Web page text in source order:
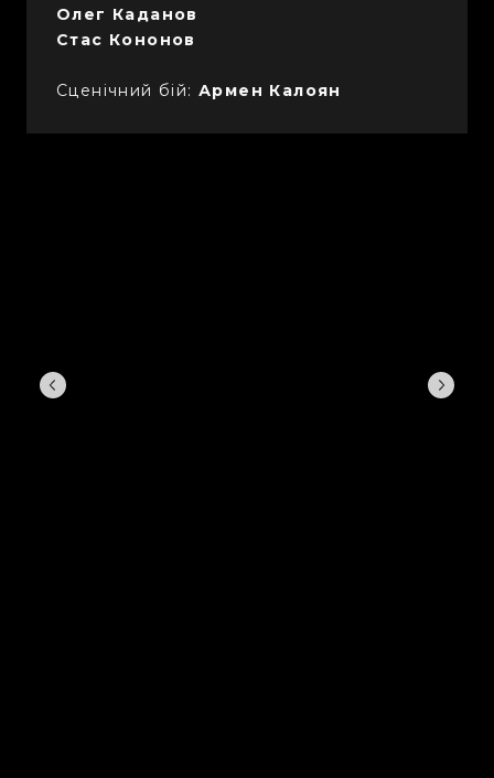
Олег Каданов
Стас Кононов
Сценічний бій: Армен Калоян